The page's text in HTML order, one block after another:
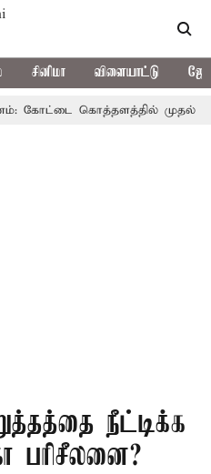
சினிமா விளையாட்டு
கொத்தளத்தில் முதல்
நீட்டிக்க
பரிசீலனை?